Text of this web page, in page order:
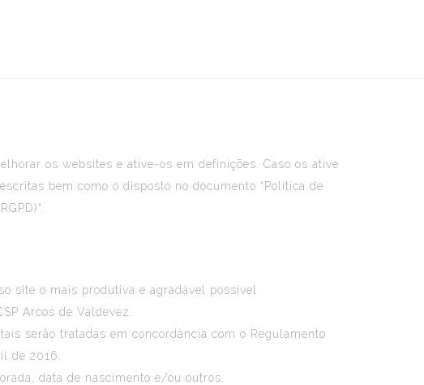
os websites e ative-os em definições. Caso os ative
bem como o disposto no documento “Política de
site o mais produtiva e agradável possível.
Arcos de Valdevez.
serão tratadas em concordância com o Regulamento
de 2016.
data de nascimento e/ou outros.